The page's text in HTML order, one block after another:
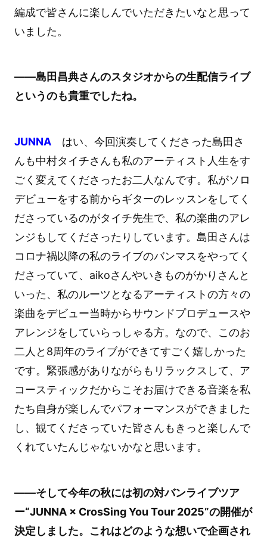
編成で皆さんに楽しんでいただきたいなと思って
いました。
――島田昌典さんのスタジオからの生配信ライブ
というのも貴重でしたね。
JUNNAはい、今回演奏してくださった島田さ
んも中村タイチさんも私のアーティスト人生をす
ごく変えてくださったお二人なんです。私がソロ
デビューをする前からギターのレッスンをしてく
ださっているのがタイチ先生で、私の楽曲のアレ
ンジもしてくださったりしています。島田さんは
コロナ禍以降の私のライブのバンマスをやってく
ださっていて、aikoさんやいきものがかりさんと
いった、私のルーツとなるアーティストの方々の
楽曲をデビュー当時からサウンドプロデュースや
アレンジをしていらっしゃる方。なので、このお
二人と8周年のライブができてすごく嬉しかった
です。緊張感がありながらもリラックスして、ア
コースティックだからこそお届けできる音楽を私
たち自身が楽しんでパフォーマンスができました
し、観てくださっていた皆さんもきっと楽しんで
くれていたんじゃないかなと思います。
――そして今年の秋には初の対バンライブツア
ー“JUNNA × CrosSing You Tour 2025”の開催が
決定しました。これはどのような想いで企画され